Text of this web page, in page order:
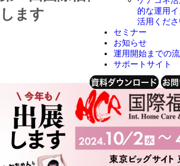
的な運用
活用くだ
セミナー
お知らせ
運用開始までの
サポートサイト
資料ダウンロード お
します